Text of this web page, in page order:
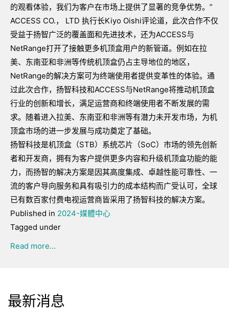
的观看体验，我们为客户在市场上提供了显著的竞争优势。”
ACCESS CO.， LTD 执行长Kiyo Oishi评论道，此次合作不仅
受益于扬智广泛的覆盖面和先进技术，还为ACCESS与
NetRange打开了接触更多机顶盒用户的新管道。例如在拉
美、东南亚和非洲等传统机顶盒仍占主导地位的地区，
NetRange的解决方案可为终端使用者提供变革性的体验。通
过此次合作，扬智科技和ACCESS与NetRange将推动机顶盒
行业的创新和增长，满足运营商和终端使用者不断发展的需
求。随着进入拉美、东南亚和非洲等有潜力未开发市场，为机
顶盒市场的进一步发展与成功奠定了基础。
扬智科技是机顶盒（STB）系统芯片（SoC）市场的领先创新
者和开发商，拥有为客户提供更多内容和升级机顶盒功能的能
力，而扬智的解决方案是因其高度集成、卓越性能可靠性、一
流的客户导向服务和具有吸引力的成本结构而广受认可，全球
已有数百家付费电视运营商皆采用了扬智科技的解决方案。
Published in 2024-媒體中心
Tagged under
Read more...
最新消息